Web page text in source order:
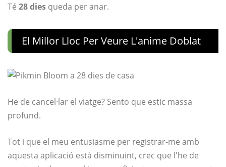
Té 28 dies queda per anar.
El Millor Lloc Per Veure L'anime Doblat
He de cancel·lar el viatge? Sento que estic massa
profund.
Tot i que el meu entusiasme per registrar-me amb
aquesta aplicació està disminuint, crec que l'he de